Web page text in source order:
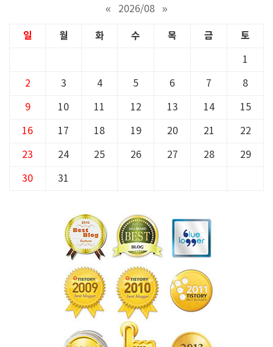
« 2026/08 »
일 월 화 수 목 금 토
1
2 3 4 5 6 7 8
9 10 11 12 13 14 15
16 17 18 19 20 21 22
23 24 25 26 27 28 29
30 31